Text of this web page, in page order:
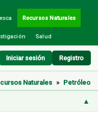
Recursos Naturales
Salud
Iniciar sesión Registro
▲
Naturales » Petróleo